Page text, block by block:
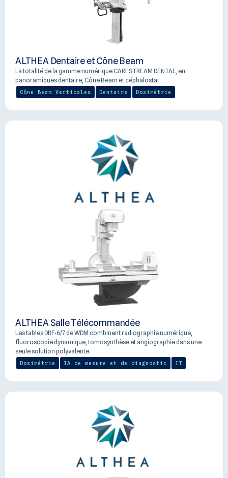
ALTHEA Dentaire et Cône Beam
panoramiques dentaire, Cône Beam et céphalostat
Cône Beam Verticales Dentaire Dosimétrie
ALTHEA Salle Télécommandée
fluoroscopie dynamique, tomosynthèse et angiographie dans une
seule solution polyvalente.
Dosimétrie IA de mesure et de diagnostic IT